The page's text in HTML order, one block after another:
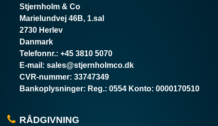
Stjernholm & Co
Marielundvej 46B, 1.sal
2730 Herlev
Danmark
Telefonnr.: +45 3810 5070
E-mail : sales@stjernholmco.dk
CVR-nummer: 33747349
Bankoplysninger: Reg.: 0554 Konto: 0000170510
RÅDGIVNING